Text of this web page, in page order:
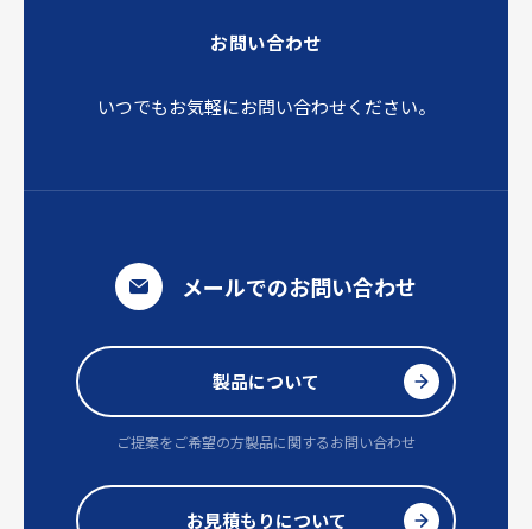
お問い合わせ
いつでもお気軽にお問い合わせください。
メールでのお問い合わせ
製品について
ご提案をご希望の方製品に関するお問い合わせ
お見積もりについて